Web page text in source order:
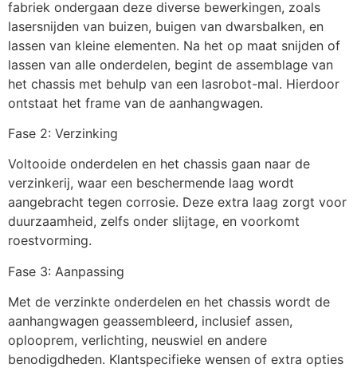
fabriek ondergaan deze diverse bewerkingen, zoals
lasersnijden van buizen, buigen van dwarsbalken, en
lassen van kleine elementen. Na het op maat snijden of
lassen van alle onderdelen, begint de assemblage van
het chassis met behulp van een lasrobot-mal. Hierdoor
ontstaat het frame van de aanhangwagen.
Fase 2: Verzinking
Voltooide onderdelen en het chassis gaan naar de
verzinkerij, waar een beschermende laag wordt
aangebracht tegen corrosie. Deze extra laag zorgt voor
duurzaamheid, zelfs onder slijtage, en voorkomt
roestvorming.
Fase 3: Aanpassing
Met de verzinkte onderdelen en het chassis wordt de
aanhangwagen geassembleerd, inclusief assen,
oplooprem, verlichting, neuswiel en andere
benodigdheden. Klantspecifieke wensen of extra opties